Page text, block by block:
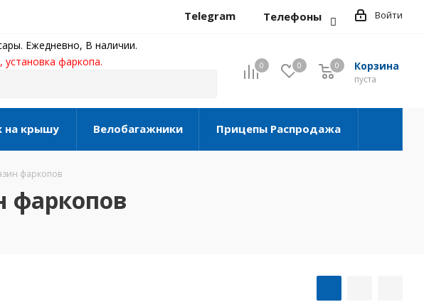
Войти
Telegram Телефоны
Ежедневно, В наличии.
фаркопа.
0 0 Корзина
0
пуста
0
на крышу Велобагажники Прицепы Распродажа
фаркопов
фаркопов